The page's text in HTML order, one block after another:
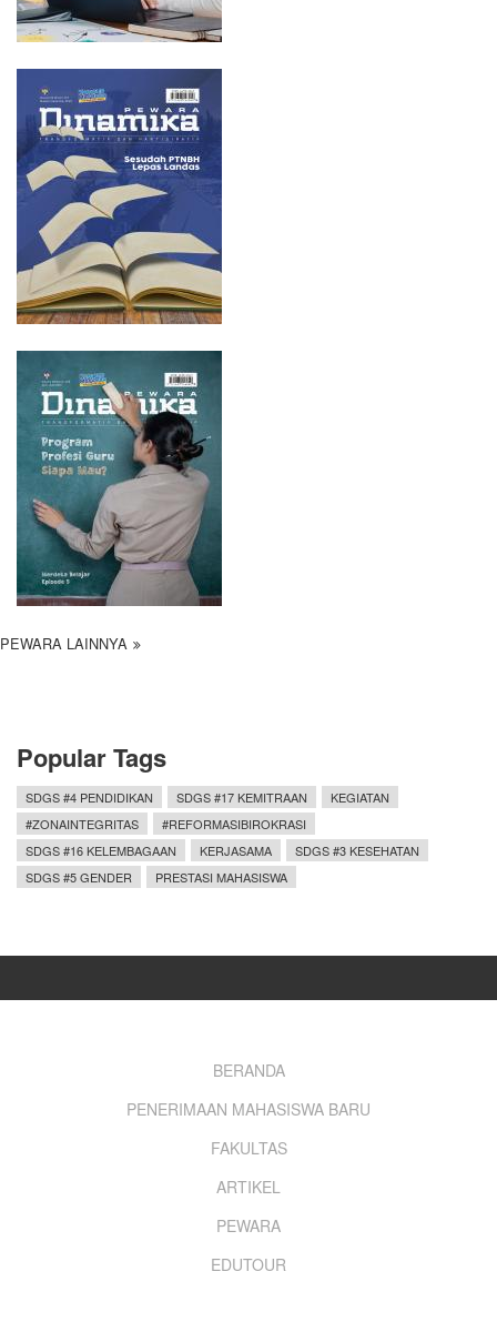
PEWARA LAINNYA
Popular Tags
SDGS #4 PENDIDIKAN SDGS #17 KEMITRAAN
KEGIATAN
#ZONAINTEGRITAS
#REFORMASIBIROKRASI
SDGS #16 KELEMBAGAAN
KERJASAMA
SDGS #3 KESEHATAN
SDGS #5 GENDER
PRESTASI MAHASISWA
BERANDA
PENERIMAAN MAHASISWA BARU
FAKULTAS
ARTIKEL
PEWARA
EDUTOUR